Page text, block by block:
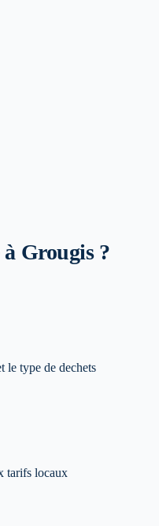
Grougis ?
le type de dechets
tarifs locaux